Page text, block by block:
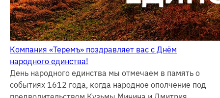
Компания «Теремъ» поздравляет вас с Днём
народного единства!
День народного единства мы отмечаем в память о
событиях 1612 года, когда народное ополчение под